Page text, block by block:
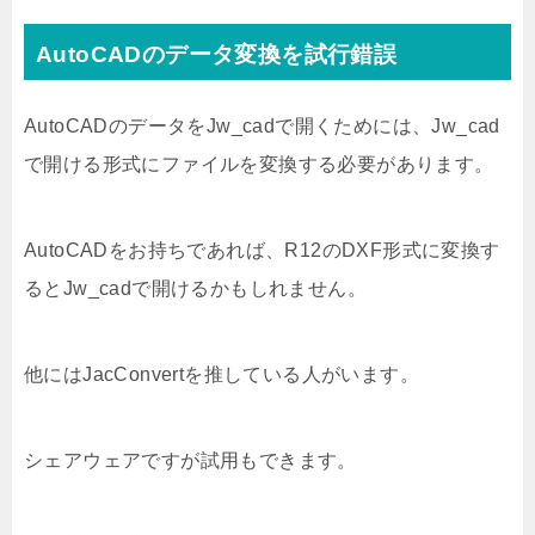
AutoCADのデータ変換を試行錯誤
AutoCADのデータをJw_cadで開くためには、Jw_cad
で開ける形式にファイルを変換する必要があります。
AutoCADをお持ちであれば、R12のDXF形式に変換す
るとJw_cadで開けるかもしれません。
他にはJacConvertを推している人がいます。
シェアウェアですが試用もできます。